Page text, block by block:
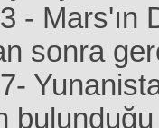
- Mars'ın
sonra